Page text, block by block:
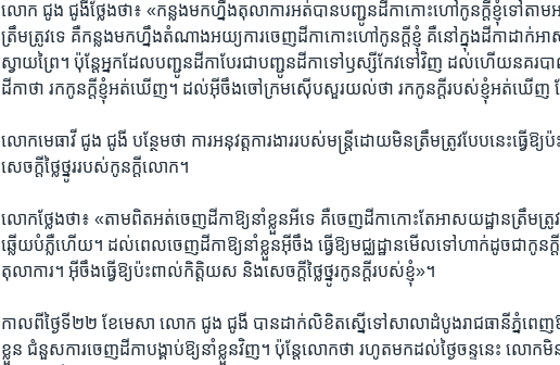
លោក​ ជូង ជូងី​ថ្លែង​ថា៖ «កន្លង​មក​ហ្នឹង​តុលាការ​អត់​បាន​បញ្ជូន​ដីកា​កោះ​ហៅ​កូន​ក្តី​ខ្ញុំ​ទៅ​តា
ត្រឹម​ត្រូវ​ទេ ​គឺ​កន្លង​មក​ហ្នឹង​តំណាង​អយ្យការ​ចេញ​ដីកា​កោះ​ហៅ​កូន​ក្តី​ខ្ញុំ​ គឺ​នៅ​ក្នុង​ដីកា​ដាក់​អ
ស្វាយព្រៃ។ ប៉ុន្តែ​អ្នក​ដែល​បញ្ជូន​ដីកា​បែរ​ជា​បញ្ជូន​ដីកា​ទៅ​ឫស្សី​កែវ​ទៅ​វិញ ​ដល់​ហើយ​នគរប
ដីកា​ថា​ ​រក​កូន​ក្តី​ខ្ញុំ​អត់​ឃើញ។​ ដល់​អ៊ីចឹង​ចៅក្រម​ស៊ើប​សួរ​យល់​ថា​ រក​កូន​ក្តី​របស់​ខ្ញុំ​អត់​ឃើញ​ ប
លោក​មេធាវី​ ជូង ជូងី ​បន្ថែម​ថា ការ​អនុវត្ត​ការងារ​របស់​មន្រ្តី​ដោយ​មិន​ត្រឹម​ត្រូវ​បែប​នេះ​ធ្វ
សេចក្តី​ថ្លៃ​ថ្នូរ​របស់​កូន​ក្តី​លោក។​
លោក​ថ្លែង​ថា៖ «តាម​ពិត​អត់​ចេញ​ដីកា​ឱ្យ​នាំ​ខ្លួន​អី​ទេ​ គឺ​ចេញ​ដីកា​កោះតែ​អាសយដ្ឋាន​ត្រឹមត្រូ
ឆ្លើយ​បំភ្លឺ​ហើយ។ ​ដល់​ពេល​ចេញ​ដីកា​ឱ្យ​នាំ​ខ្លួន​អ៊ីចឹង​ ធ្វើ​ឱ្យ​មជ្ឈដ្ឋាន​មើល​ទៅ​ហាក់​ដូច​ជា​កូនក្
តុលាការ។ អ៊ីចឹង​ធ្វើ​ឱ្យ​ប៉ះពាល់​កិត្តិយស ​និង​សេចក្តី​ថ្លៃ​ថ្នូរ​កូន​ក្តី​របស់​ខ្ញុំ»។​
កាល​ពី​ថ្ងៃ​ទី​២២​ ខែ​មេសា ​លោក​ ជូង ជូងី​ បាន​ដាក់​លិខិត​ស្នើ​ទៅ​សាលាដំបូង​រាជធានី​ភ្នំពេញ​
ខ្លួន​ ជំនួស​ការ​ចេញ​ដីកា​បង្គាប់​ឱ្យ​នាំ​ខ្លួន​វិញ។ ប៉ុន្តែ​លោក​ថា​ រហូត​មក​ដល់​ថ្ងៃ​ចន្ទ​នេះ ​លោក​